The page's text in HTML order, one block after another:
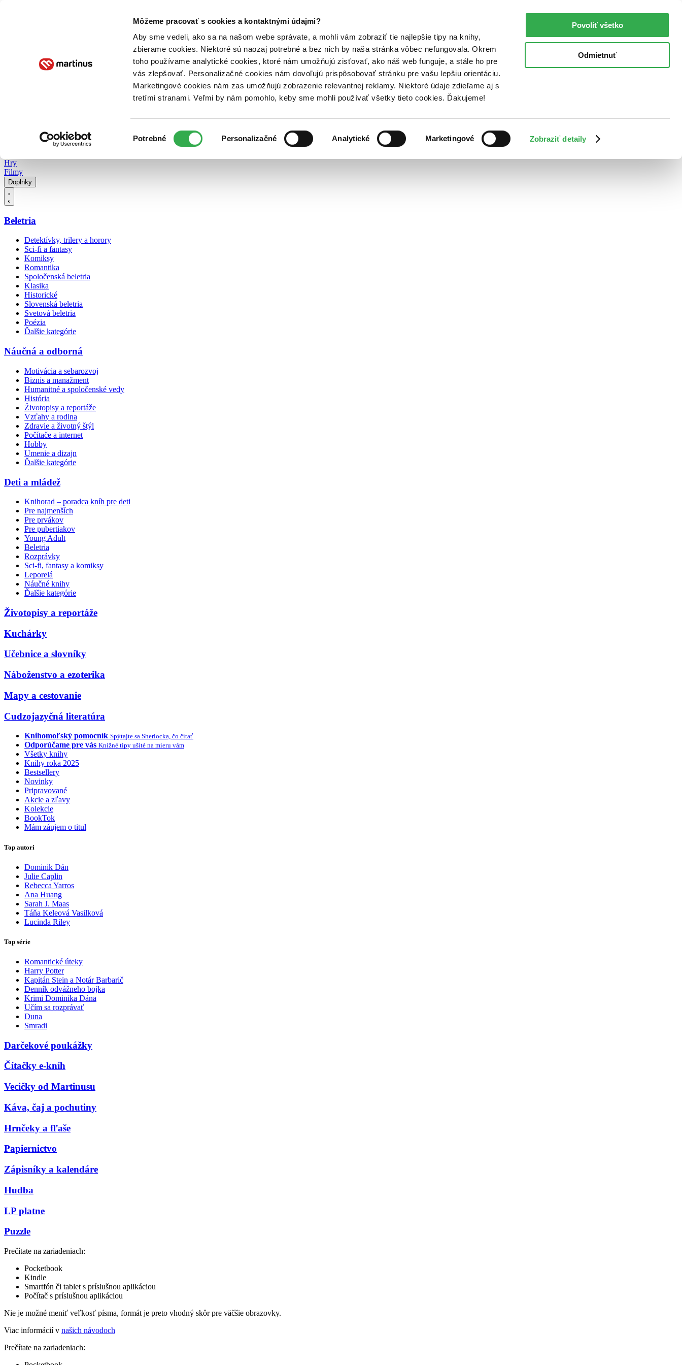
Môžeme pracovať s cookies a kontaktnými údajmi?
Aby sme vedeli, ako sa na našom webe správate, a mohli vám zobraziť tie najlepšie tipy na knihy,
zbierame cookies. Niektoré sú naozaj potrebné a bez nich by naša stránka vôbec nefungovala. Okrem
toho používame analytické cookies, ktoré nám umožňujú zisťovať, ako náš web funguje, a stále ho pre
vás zlepšovať. Personalizačné cookies nám dovoľujú prispôsobovať stránku pre vašu lepšiu orientáciu.
Marketingové cookies nám zas umožňujú zobrazenie relevantnej reklamy. Niektoré údaje zdieľame aj s
tretími stranami. Veľmi by nám pomohlo, keby sme mohli používať všetky tieto cookies. Ďakujeme!
súhlasu
Potrebné Personalizačné Analytické Marketingové Zobraziť detaily
Povoliť všetko
Odmietnuť
Poukážky Kontakt
Hry
Filmy
Doplnky
Beletria
Detektívky, trilery a horory
Sci-fi a fantasy
Komiksy
Romantika
Spoločenská beletria
Klasika
Historické
Slovenská beletria
Svetová beletria
Poézia
Ďalšie kategórie
Náučná a odborná
Motivácia a sebarozvoj
Biznis a manažment
Humanitné a spoločenské vedy
História
Životopisy a reportáže
Vzťahy a rodina
Zdravie a životný štýl
Počítače a internet
Hobby
Umenie a dizajn
Ďalšie kategórie
Deti a mládež
Knihorad – poradca kníh pre deti
Pre najmenších
Pre prvákov
Pre pubertiakov
Young Adult
Beletria
Rozprávky
Sci-fi, fantasy a komiksy
Leporelá
Náučné knihy
Ďalšie kategórie
Životopisy a reportáže
Kuchárky
Učebnice a slovníky
Náboženstvo a ezoterika
Mapy a cestovanie
Cudzojazyčná literatúra
Knihomoľský pomocník Spýtajte sa Sherlocka, čo čítať
Odporúčame pre vás Knižné tipy ušité na mieru vám
Všetky knihy
Knihy roka 2025
Bestsellery
Novinky
Pripravované
Akcie a zľavy
Kolekcie
BookTok
Mám záujem o titul
Top autori
Dominik Dán
Julie Caplin
Rebecca Yarros
Ana Huang
Sarah J. Maas
Táňa Keleová Vasilková
Lucinda Riley
Top série
Romantické úteky
Harry Potter
Kapitán Stein a Notár Barbarič
Denník odvážneho bojka
Krimi Dominika Dána
Učím sa rozprávať
Duna
Smradi
Darčekové poukážky
Čítačky e-kníh
Vecičky od Martinusu
Káva, čaj a pochutiny
Hrnčeky a fľaše
Papiernictvo
Zápisníky a kalendáre
Hudba
LP platne
Puzzle
Prečítate na zariadeniach:
Pocketbook
Kindle
Smartfón či tablet s príslušnou aplikáciou
Počítač s príslušnou aplikáciou
Nie je možné meniť veľkosť písma, formát je preto vhodný skôr pre väčšie obrazovky.
Viac informácií v našich návodoch
Prečítate na zariadeniach: